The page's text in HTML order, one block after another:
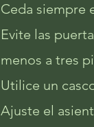
Ceda siempre
Evite las
menos a tres
Utilice un
Ajuste el